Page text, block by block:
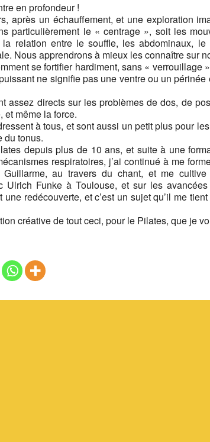
en profondeur !
après un échauffement, et une exploration
particulièrement le « centrage », soit les
relation entre le souffle, les abdominaux,
Nous apprendrons à mieux les connaître sur
se fortifier hardiment, sans « verrouillage
ne signifie pas une ventre ou un
assez directs sur les problèmes de dos, de
et même la force.
à tous, et sont aussi un petit plus pour
du tonus.
depuis plus de 10 ans, et suite à une
respiratoires, j’ai continué à me
Guillarme, au travers du chant, et me
Ulrich Funke à Toulouse, et sur les
une redécouverte, et c’est un sujet qu’il me
créative de tout ceci, pour le Pilates, que je